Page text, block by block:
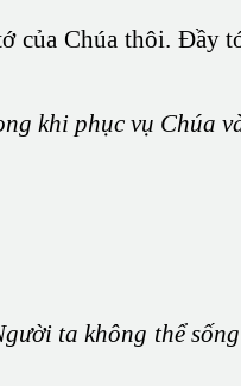
Chúa thôi. Đầy
khi phục vụ Chúa
ta không thể